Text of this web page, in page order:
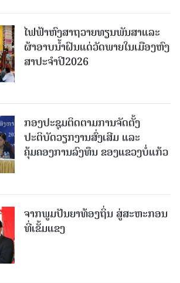
ໄຟຟ້າຫົງສາຖວາຍທຽນພັນສາແລະ
ຜ້າອາບນໍ້າຝົນແດ່ວັດພາຍໃນເມືອງຫົງ
ສາປະຈໍາປີ2026
ກອງປະຊຸມຕິດຕາມການຈັດຕັ້ງ
ປະຕິບັດວຽກງານສົ່ງເສີມ ແລະ
ຄຸ້ມຄອງການລົງທຶນ ຂອງແຂວງບໍ່ແກ້ວ
ຈາກພູມປັນຍາທ້ອງຖິ່ນ ສູ່ສະຫະກອນ
ທີ່ເຂັ້ມແຂງ